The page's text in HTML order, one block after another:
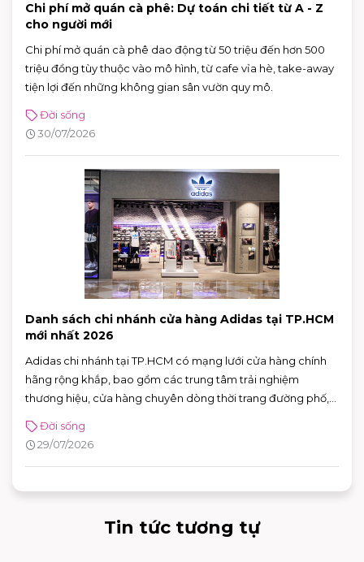
Chi phí mở quán cà phê: Dự toán chi tiết từ A - Z
cho người mới
Chi phí mở quán cà phê dao động từ 50 triệu đến hơn 500
triệu đồng tùy thuộc vào mô hình, từ cafe vỉa hè, take-away
tiện lợi đến những không gian sân vườn quy mô.
Đời sống
30/07/2026
Danh sách chi nhánh cửa hàng Adidas tại TP.HCM
mới nhất 2026
Adidas chi nhánh tại TP.HCM có mạng lưới cửa hàng chính
hãng rộng khắp, bao gồm các trung tâm trải nghiệm
thương hiệu, cửa hàng chuyên dòng thời trang đường phố,
hình và vị trí thuận tiện, khách hàng có thể dễ dàng tìm được
adidas chi nhánh phù hợp để mua sắm và trải nghiệm các
Đời sống
29/07/2026
Tin tức tương tự